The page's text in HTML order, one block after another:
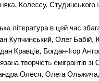
Колессу, Студинського
література в цей час
Купчинський, Олег
Кравців, Богдан-Ігор
творчість емігрантів
Олеся, Олега